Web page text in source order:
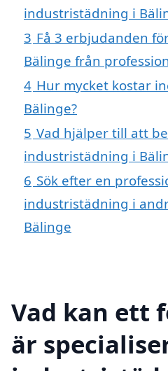
industristädning i
3 Få 3 erbjudanden
Bälinge från
4 Hur mycket kostar
Bälinge?
5 Vad hjälper till att
industristädning i
6 Sök efter en
industristädning i
Bälinge
Vad kan ett
är